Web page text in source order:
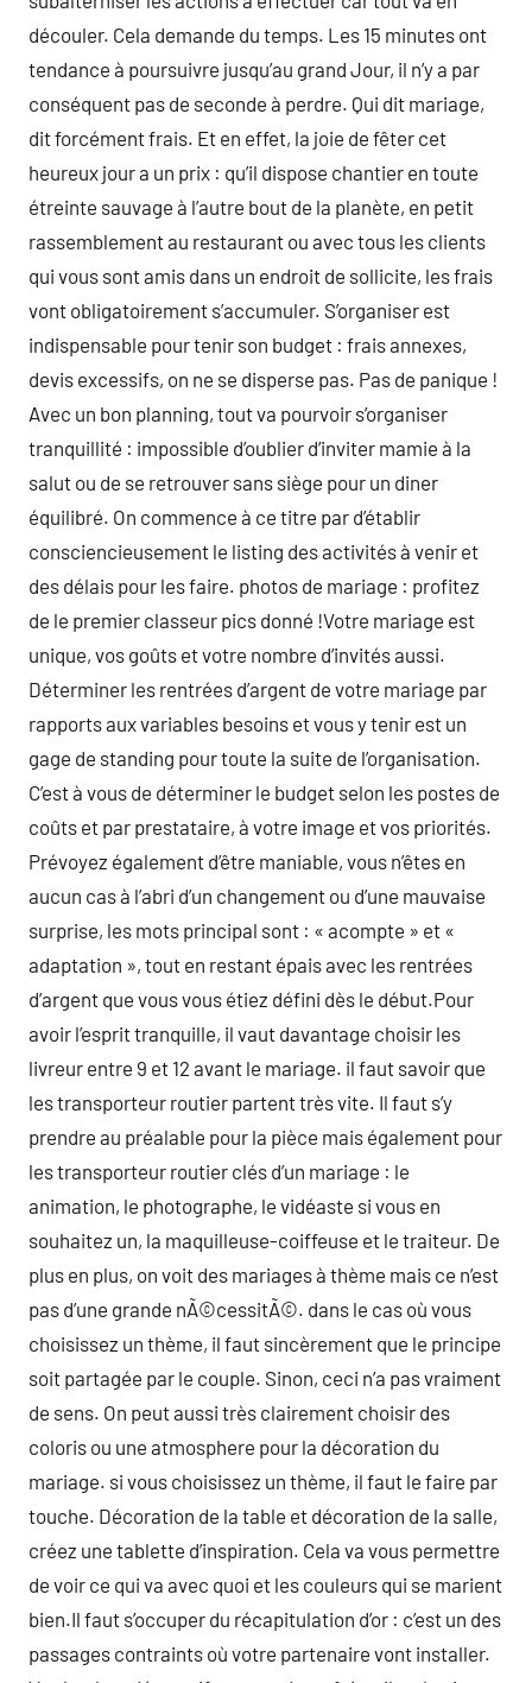
découler. Cela demande du temps. Les 15 minutes ont
tendance à poursuivre jusqu’au grand Jour, il n’y a par
conséquent pas de seconde à perdre. Qui dit mariage,
dit forcément frais. Et en effet, la joie de fêter cet
heureux jour a un prix : qu’il dispose chantier en toute
étreinte sauvage à l’autre bout de la planète, en petit
rassemblement au restaurant ou avec tous les clients
qui vous sont amis dans un endroit de sollicite, les frais
vont obligatoirement s’accumuler. S’organiser est
indispensable pour tenir son budget : frais annexes,
devis excessifs, on ne se disperse pas. Pas de panique !
Avec un bon planning, tout va pourvoir s’organiser
tranquillité : impossible d’oublier d’inviter mamie à la
salut ou de se retrouver sans siège pour un diner
équilibré. On commence à ce titre par d’établir
consciencieusement le listing des activités à venir et
des délais pour les faire. photos de mariage : profitez
de le premier classeur pics donné !Votre mariage est
unique, vos goûts et votre nombre d’invités aussi.
Déterminer les rentrées d’argent de votre mariage par
rapports aux variables besoins et vous y tenir est un
gage de standing pour toute la suite de l’organisation.
C’est à vous de déterminer le budget selon les postes de
coûts et par prestataire, à votre image et vos priorités.
Prévoyez également d’être maniable, vous n’êtes en
aucun cas à l’abri d’un changement ou d’une mauvaise
surprise, les mots principal sont : « acompte » et «
adaptation », tout en restant épais avec les rentrées
d’argent que vous vous étiez défini dès le début.Pour
avoir l’esprit tranquille, il vaut davantage choisir les
livreur entre 9 et 12 avant le mariage. il faut savoir que
les transporteur routier partent très vite. Il faut s’y
prendre au préalable pour la pièce mais également pour
les transporteur routier clés d’un mariage : le
animation, le photographe, le vidéaste si vous en
souhaitez un, la maquilleuse-coiffeuse et le traiteur. De
plus en plus, on voit des mariages à thème mais ce n’est
pas d’une grande nÃ©cessitÃ©. dans le cas où vous
choisissez un thème, il faut sincèrement que le principe
soit partagée par le couple. Sinon, ceci n’a pas vraiment
de sens. On peut aussi très clairement choisir des
coloris ou une atmosphere pour la décoration du
mariage. si vous choisissez un thème, il faut le faire par
touche. Décoration de la table et décoration de la salle,
créez une tablette d’inspiration. Cela va vous permettre
de voir ce qui va avec quoi et les couleurs qui se marient
bien.Il faut s’occuper du récapitulation d’or : c’est un des
passages contraints où votre partenaire vont installer.